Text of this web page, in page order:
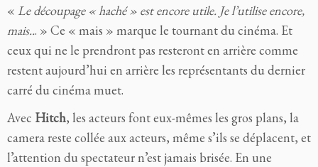
« Le découpage « haché » est encore utile. Je l’utilise encore,
mais... » Ce « mais » marque le tournant du cinéma. Et
ceux qui ne le prendront pas resteront en arrière comme
restent aujourd’hui en arrière les représentants du dernier
carré du cinéma muet.
Avec Hitch, les acteurs font eux-mêmes les gros plans, la
camera reste collée aux acteurs, même s’ils se déplacent, et
l’attention du spectateur n’est jamais brisée. En une